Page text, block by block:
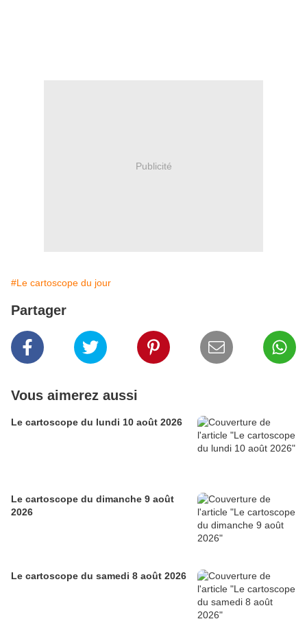
Publicité
#Le cartoscope du jour
Partager
Vous aimerez aussi
Le cartoscope du lundi 10 août 2026
Le cartoscope du dimanche 9 août
2026
Le cartoscope du samedi 8 août 2026